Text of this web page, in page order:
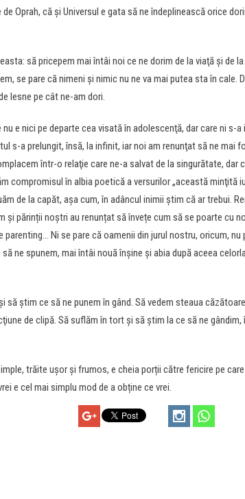
Oprah, că și Universul e gata să ne îndeplinească orice
să pricepem mai întâi noi ce ne dorim de la viaţă şi de
se pare că nimeni şi nimic nu ne va mai putea sta în cale.
lesne pe cât ne-am dori.
e nici pe departe cea visată în adolescenţă, dar care ni s-
s-a prelungit, însă, la infinit, iar noi am renunţat să ne mai
într-o relaţie care ne-a salvat de la singurătate, dar
compromisul în albia poetică a versurilor „această minţită
de la capăt, aşa cum, în adâncul inimii ştim că ar trebui.
și părinții noștri au renunțat să învețe cum să se poarte cu
parenting… Ni se pare că oamenii din jurul nostru, oricum,
ne spunem, mai întâi nouă înşine şi abia după aceea
ştim ce să ne punem în gând. Să vedem steaua
de clipă. Să suflăm în tort şi să ştim la ce să ne
trăite ușor și frumos, e cheia porții către fericire pe
e cel mai simplu mod de a obține ce vrei.